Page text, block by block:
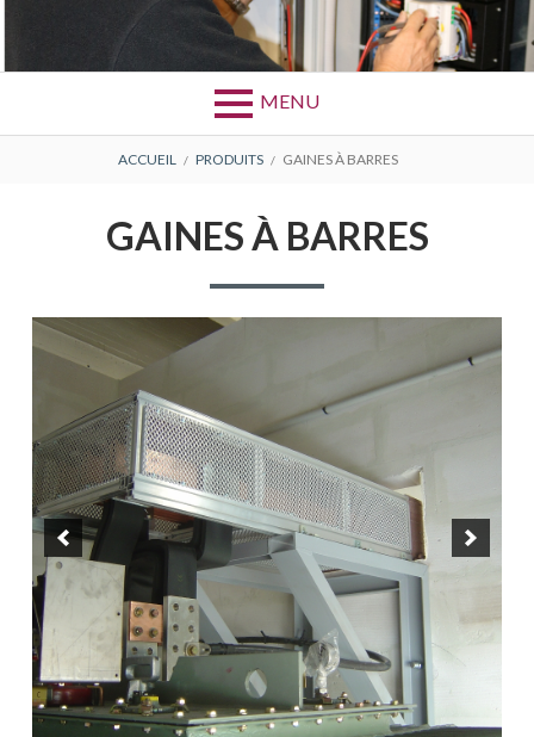
contenuBCIG
Bretagne Câblage Industriel Gravure
MENU
D'ARIANE
ACCUEIL PRODUITS GAINES À BARRES
GAINES À BARRES